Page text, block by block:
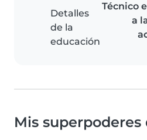
Detalles
de la
educación
Técnico
a
Mis superpoderes